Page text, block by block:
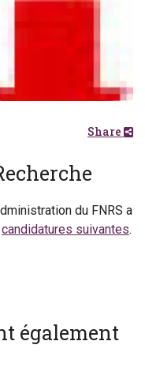
Share
du FNRS a
candidatures suivantes.
également